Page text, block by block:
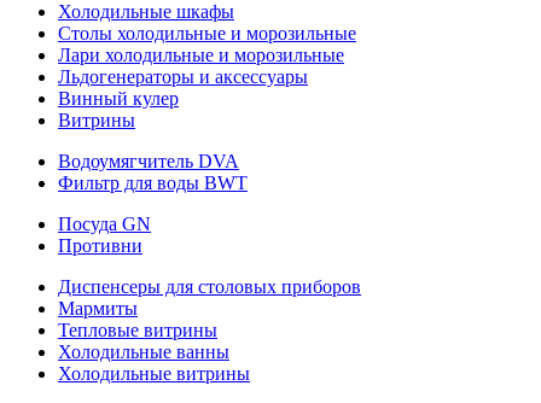
Холодильные шкафы
Столы холодильные и морозильные
Лари холодильные и морозильные
Льдогенераторы и аксессуары
Винный кулер
Витрины
Водоумягчитель DVA
Фильтр для воды BWT
Посуда GN
Противни
Диспенсеры для столовых приборов
Мармиты
Тепловые витрины
Холодильные ванны
Холодильные витрины